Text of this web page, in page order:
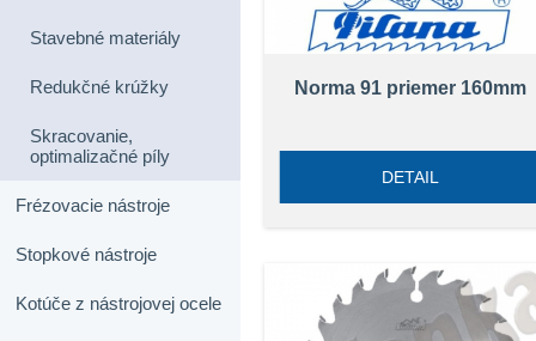
Stavebné materiály
Redukčné krúžky
Skracovanie,
optimalizačné píly
Frézovacie nástroje
Stopkové nástroje
Kotúče z nástrojovej ocele
Norma 91 priemer 160mm
DETAIL